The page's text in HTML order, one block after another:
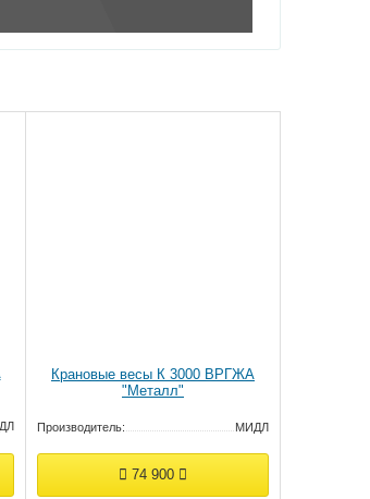
Крановые весы К 3000 ВРГЖА
"Металл"
Производитель: МИДЛ
74 900